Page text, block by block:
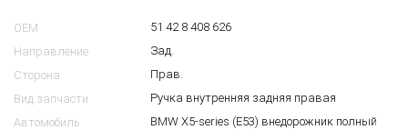
OEM
51 42 8 408 626
Направление
Зад.
Сторона
Прав.
Вид запчасти
Ручка внутренняя задняя правая
Автомобиль
BMW X5-series (E53) внедорожник полный